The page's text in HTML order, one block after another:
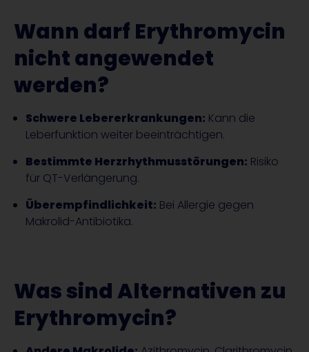
Wann darf Erythromycin
nicht angewendet
werden?
Schwere Lebererkrankungen: Kann die
Leberfunktion weiter beeinträchtigen.
Bestimmte Herzrhythmusstörungen: Risiko
für QT-Verlängerung.
Überempfindlichkeit: Bei Allergie gegen
Makrolid-Antibiotika.
Was sind Alternativen zu
Erythromycin?